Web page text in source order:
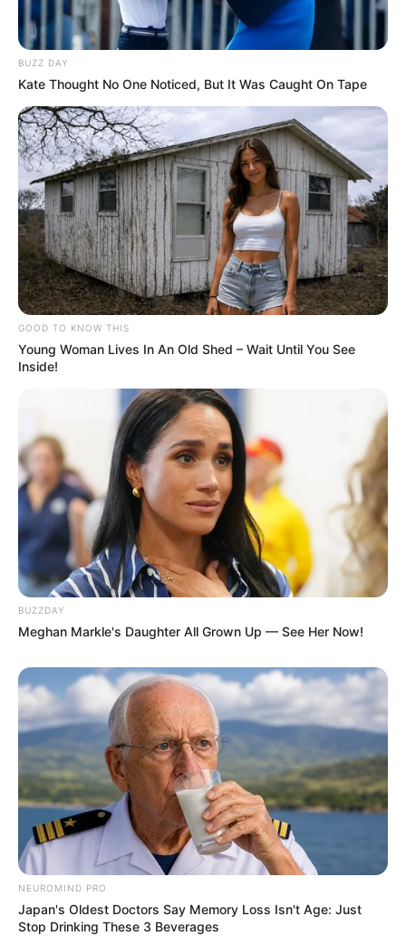
BUZZ DAY
Kate Thought No One Noticed, But It Was Caught On Tape
GOOD TO KNOW THIS
Young Woman Lives In An Old Shed – Wait Until You See
Inside!
BUZZDAY
Meghan Markle's Daughter All Grown Up — See Her Now!
NEUROMIND PRO
Japan's Oldest Doctors Say Memory Loss Isn't Age: Just
Stop Drinking These 3 Beverages